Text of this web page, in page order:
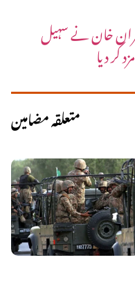
خان نے سہیل
کر دیا
متعلقہ مضامین